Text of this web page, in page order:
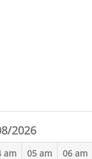
2026
am 05 am 06 am